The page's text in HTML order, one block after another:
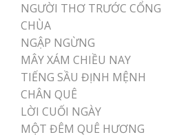
NGƯỜI THƠ TRƯỚC CỔNG
CHÙA
NGẬP NGỪNG
MÂY XÁM CHIỀU NAY
TIẾNG SẦU ĐỊNH MỆNH
CHÂN QUÊ
LỜI CUỐI NGÀY
MỘT ĐÊM QUÊ HƯƠNG